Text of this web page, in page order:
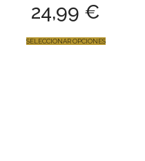
24,99 €
SELECCIONAR OPCIONES